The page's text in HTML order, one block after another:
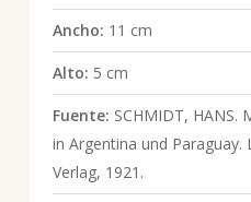
Ancho: 11 cm
Alto: 5 cm
Fuente: SCHMIDT, HANS.
in Argentina und Paraguay.
Verlag, 1921.